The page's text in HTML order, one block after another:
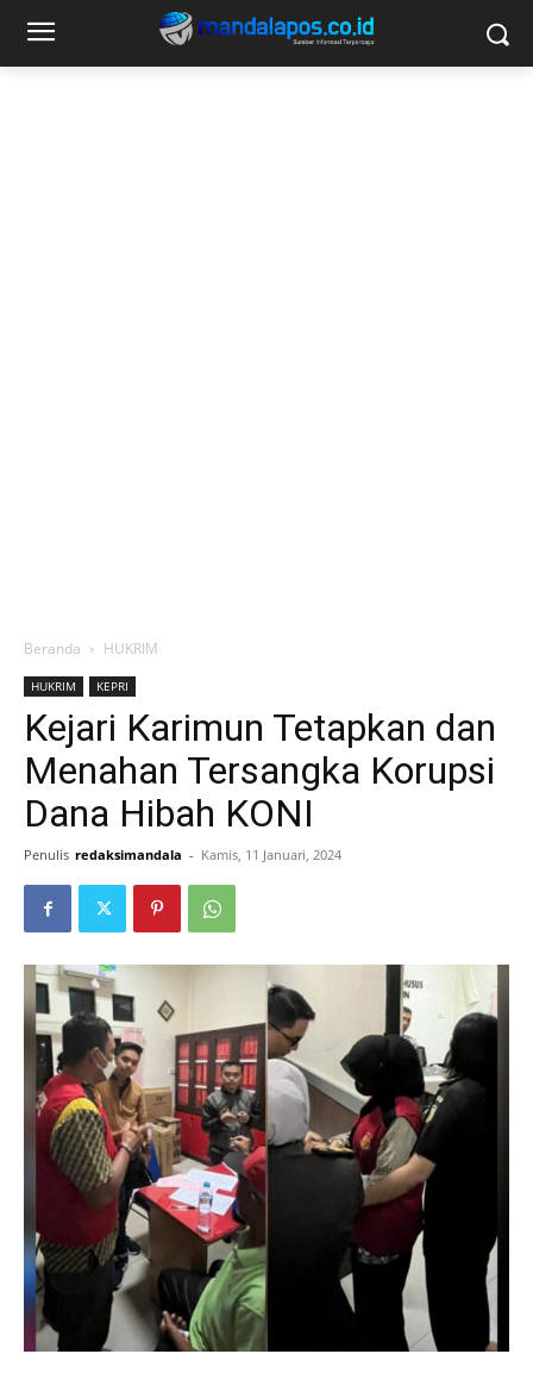
Beranda HUKRIM
HUKRIM KEPRI
Kejari Karimun Tetapkan dan
Menahan Tersangka Korupsi
Dana Hibah KONI
Penulis redaksimandala - Kamis, 11 Januari, 2024